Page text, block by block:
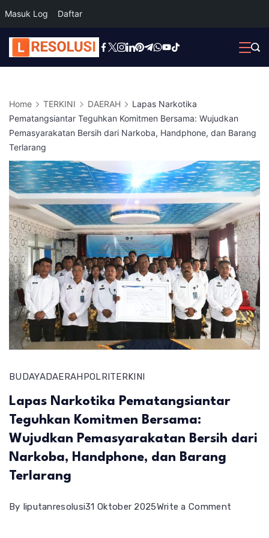
Masuk Log Daftar
Skip
to
Home TERKINI DAERAH
Lapas Narkotika
Pematangsiantar Teguhkan Komitmen Bersama: Wujudkan
Pemasyarakatan Bersih dari Narkoba, Handphone, dan Barang
Terlarang
BUDAYADAERAHPOLRITERKINI
Lapas Narkotika Pematangsiantar
Teguhkan Komitmen Bersama:
Wujudkan Pemasyarakatan Bersih dari
Narkoba, Handphone, dan Barang
Terlarang
By liputanresolusi31 Oktober 2025Write a Comment